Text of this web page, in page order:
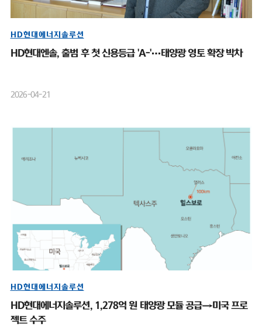
HD현대에너지솔루션
HD현대엔솔, 출범 후 첫 신용등급 'A-'…태양광 영토 확장 박차
2026-04-21
HD현대에너지솔루션
HD현대에너지솔루션, 1,278억 원 태양광 모듈 공급→미국 프로
젝트 수주